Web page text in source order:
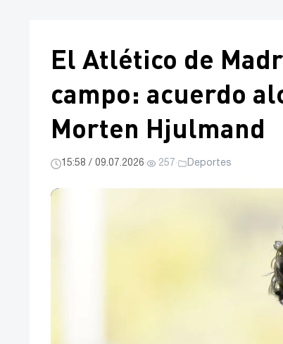
El Atlético de
campo: acuerdo
Morten Hjulmand
15:58 / 09.07.2026· 257 · Deportes